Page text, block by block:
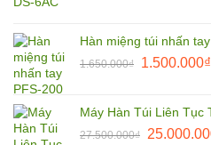
Hàn miệng túi nhấn
1.650.000₫
Giá
1.650.000₫.
1.500.000₫
Máy Hàn Túi Liên Tục
27.500.000₫
Giá